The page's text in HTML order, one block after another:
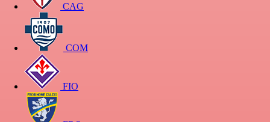
CAG
COM
FIO